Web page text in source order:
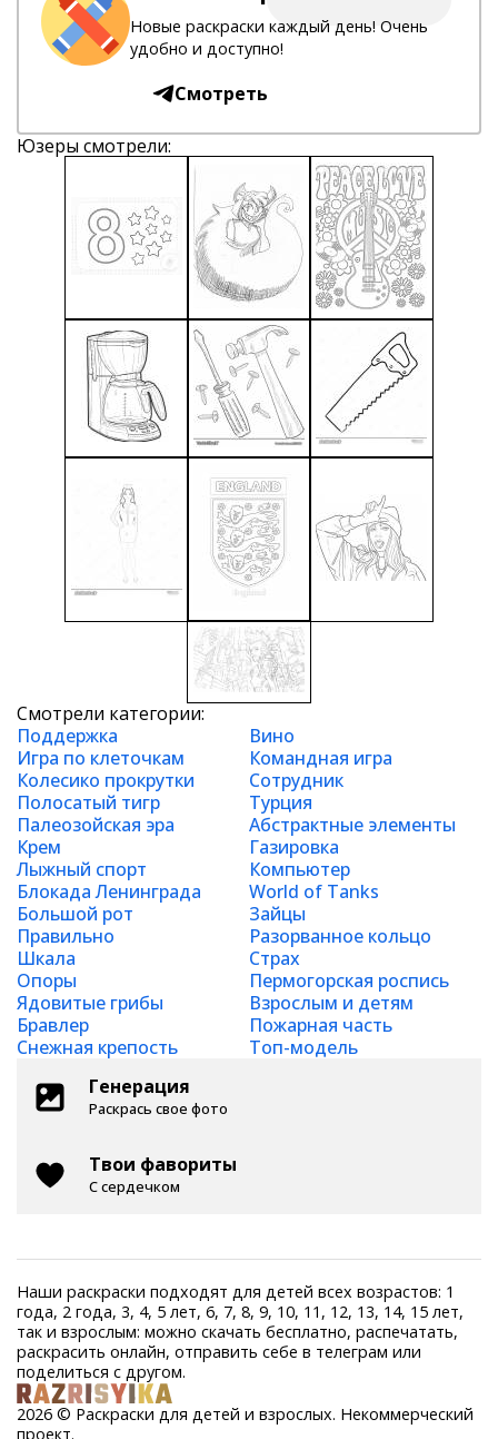
Новые раскраски каждый день! Очень
удобно и доступно!
Смотреть
Юзеры смотрели:
Смотрели категории:
Поддержка
Вино
Игра по клеточкам
Командная игра
Колесико прокрутки
Сотрудник
Полосатый тигр
Турция
Палеозойская эра
Абстрактные элементы
Крем
Газировка
Лыжный спорт
Компьютер
Блокада Ленинграда
World of Tanks
Большой рот
Зайцы
Правильно
Разорванное кольцо
Шкала
Страх
Опоры
Пермогорская роспись
Ядовитые грибы
Взрослым и детям
Бравлер
Пожарная часть
Снежная крепость
Топ-модель
Генерация
Раскрась свое фото
Твои фавориты
С сердечком
Наши раскраски подходят для детей всех возрастов: 1
года, 2 года, 3, 4, 5 лет, 6, 7, 8, 9, 10, 11, 12, 13, 14, 15 лет,
так и взрослым: можно скачать бесплатно, распечатать,
раскрасить онлайн, отправить себе в телеграм или
поделиться с другом.
2026 © Раскраски для детей и взрослых. Некоммерческий
проект.